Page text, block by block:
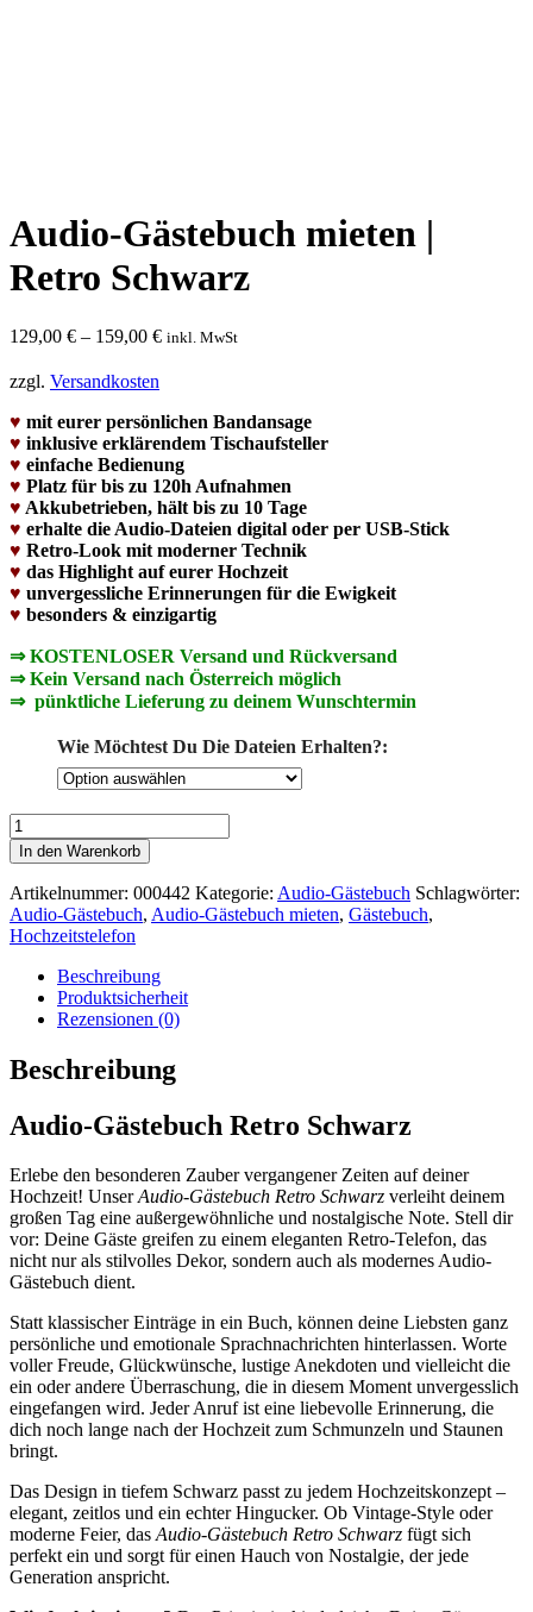
Audio-Gästebuch mieten |
Retro Schwarz
129,00 € – 159,00 € inkl. MwSt
zzgl. Versandkosten
♥ mit eurer persönlichen Bandansage
♥ inklusive erklärendem Tischaufsteller
♥ einfache Bedienung
♥ Platz für bis zu 120h Aufnahmen
♥ Akkubetrieben, hält bis zu 10 Tage
♥ erhalte die Audio-Dateien digital oder per USB-Stick
♥ Retro-Look mit moderner Technik
♥ das Highlight auf eurer Hochzeit
♥ unvergessliche Erinnerungen für die Ewigkeit
♥ besonders & einzigartig
⇒ KOSTENLOSER Versand und Rückversand
⇒ Kein Versand nach Österreich möglich
⇒pünktliche Lieferung zu deinem Wunschtermin
Wie Möchtest Du Die Dateien Erhalten?:
Audio-
Gästebuch
mieten
Retro
Schwarz
Menge
In den Warenkorb
Artikelnummer: 000442 Kategorie: Audio-Gästebuch Schlagwörter:
Audio-Gästebuch, Audio-Gästebuch mieten, Gästebuch,
Hochzeitstelefon
Beschreibung
Produktsicherheit
Rezensionen (0)
Beschreibung
Audio-Gästebuch Retro Schwarz
Erlebe den besonderen Zauber vergangener Zeiten auf deiner
Hochzeit! UnserAudio-Gästebuch Retro Schwarz verleiht deinem
großen Tag eine außergewöhnliche und nostalgische Note. Stell dir
vor: Deine Gäste greifen zu einem eleganten Retro-Telefon, das
nicht nur als stilvolles Dekor, sondern auch als modernes Audio-
Gästebuch dient.
Statt klassischer Einträge in ein Buch, können deine Liebsten ganz
persönliche und emotionale Sprachnachrichten hinterlassen. Worte
voller Freude, Glückwünsche, lustige Anekdoten und vielleicht die
ein oder andere Überraschung, die in diesem Moment unvergesslich
eingefangen wird. Jeder Anruf ist eine liebevolle Erinnerung, die
dich noch lange nach der Hochzeit zum Schmunzeln und Staunen
bringt.
Das Design in tiefem Schwarz passt zu jedem Hochzeitskonzept –
elegant, zeitlos und ein echter Hingucker. Ob Vintage-Style oder
moderne Feier, dasAudio-Gästebuch Retro Schwarz fügt sich
perfekt ein und sorgt für einen Hauch von Nostalgie, der jede
Generation anspricht.